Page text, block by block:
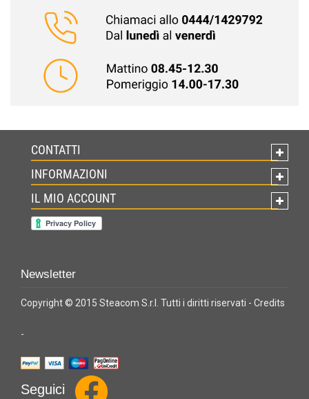
CONTATTI
INFORMAZIONI
IL MIO ACCOUNT
Newsletter
Copyright © 2015 Steacom S.r.l. Tutti i diritti riservati - Credits
-
Seguici